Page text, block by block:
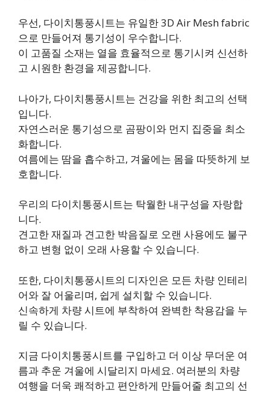
우선, 다이치통풍시트는 유일한 3D Air Mesh fabric
으로 만들어져 통기성이 우수합니다.
이 고품질 소재는 열을 효율적으로 통기시켜 신선하
고 시원한 환경을 제공합니다.
나아가, 다이치통풍시트는 건강을 위한 최고의 선택
입니다.
자연스러운 통기성으로 곰팡이와 먼지 집중을 최소
화합니다.
여름에는 땀을 흡수하고, 겨울에는 몸을 따뜻하게 보
호합니다.
우리의 다이치통풍시트는 탁월한 내구성을 자랑합
니다.
견고한 재질과 견고한 박음질로 오랜 사용에도 불구
하고 변형 없이 오래 사용할 수 있습니다.
또한, 다이치통풍시트의 디자인은 모든 차량 인테리
어와 잘 어울리며, 쉽게 설치할 수 있습니다.
신속하게 차량 시트에 부착하여 완벽한 착용감을 누
릴 수 있습니다.
지금 다이치통풍시트를 구입하고 더 이상 무더운 여
름과 추운 겨울에 시달리지 마세요. 여러분의 차량
여행을 더욱 쾌적하고 편안하게 만들어줄 최고의 선